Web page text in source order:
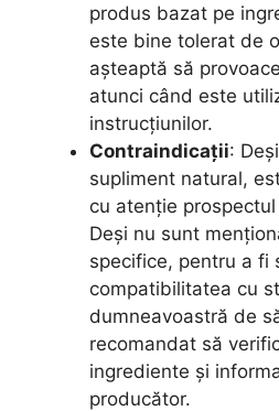
produs bazat pe
este bine tolerat de
așteaptă să
atunci când este
instrucțiunilor.
Contraindicații:
supliment natural,
cu atenție
Deși nu sunt
specifice, pentru a fi
compatibilitatea cu
dumneavoastră de
recomandat să
ingrediente și
producător.